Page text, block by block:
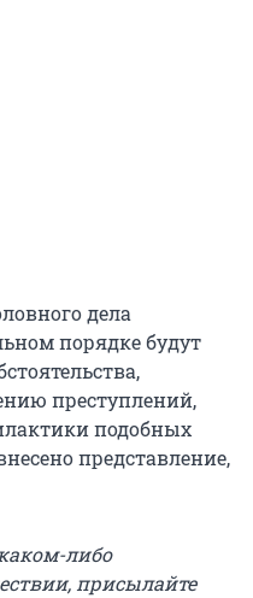
дела
порядке будут
преступлений,
подобных
представление,
либо
присылайте